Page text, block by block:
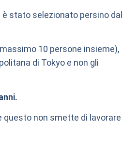
stato selezionato persino dal
10 persone insieme),
di Tokyo e non gli
questo non smette di lavorare